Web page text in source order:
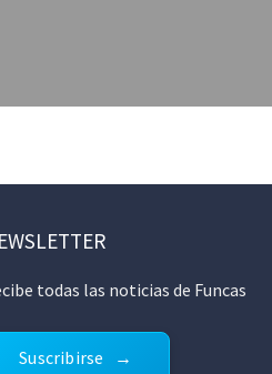
todas las noticias de Funcas
Suscribirse